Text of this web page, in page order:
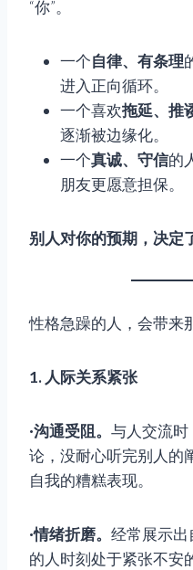
“你”。
一个自律、有条理
进入正向循环。
一个喜欢拖延、推
逐渐被边缘化。
一个真诚、守信的
朋友更愿意担保。
别人对你的预期，决定
性格急躁的人，会带来
1. 人际关系紧张
·沟通受阻。 与人交流
论，没耐心听完别人的
自我的糟糕表现。
·情绪折磨。 经常展示出
的人时刻处于紧张不安